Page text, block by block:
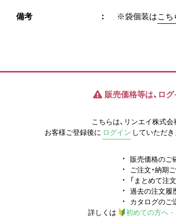
備考 ※袋個装はこち
販売価格等は、ロ
こちらは、リンエイ株式会
お客様ご登録後に ログイン していただ
販売価格のご
ご注文・納期
「まとめて注
過去の注文履
カタログのご
詳しくは
初めての方へ -